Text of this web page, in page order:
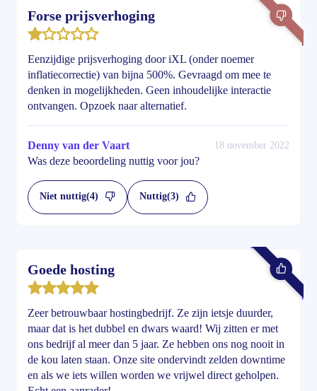
Forse prijsverhoging
Eenzijdige prijsverhoging door iXL (onder noemer
inflatiecorrectie) van bijna 500%. Gevraagd om mee te
denken in mogelijkheden. Geen inhoudelijke interactie
ontvangen. Opzoek naar alternatief.
Denny van der Vaart 18 november 2022
Was deze beoordeling nuttig voor jou?
Niet nuttig(4) Nuttig(3)
Goede hosting
Zeer betrouwbaar hostingbedrijf. Ze zijn ietsje duurder,
maar dat is het dubbel en dwars waard! Wij zitten er met
ons bedrijf al meer dan 5 jaar. Ze hebben ons nog nooit in
de kou laten staan. Onze site ondervindt zelden downtime
en als we iets willen worden we vrijwel direct geholpen.